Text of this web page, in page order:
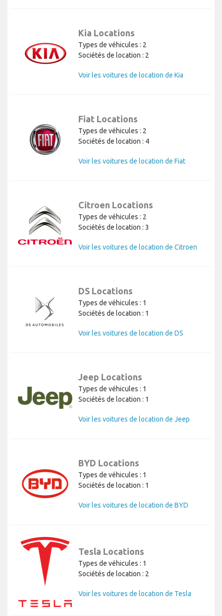
Kia Locations
Types de véhicules : 2
Sociétés de location : 2
Voir les voitures de location de Kia
Fiat Locations
Types de véhicules : 2
Sociétés de location : 4
Voir les voitures de location de Fiat
Citroen Locations
Types de véhicules : 2
Sociétés de location : 3
Voir les voitures de location de Citroen
DS Locations
Types de véhicules : 1
Sociétés de location : 1
Voir les voitures de location de DS
Jeep Locations
Types de véhicules : 1
Sociétés de location : 1
Voir les voitures de location de Jeep
BYD Locations
Types de véhicules : 1
Sociétés de location : 1
Voir les voitures de location de BYD
Tesla Locations
Types de véhicules : 1
Sociétés de location : 2
Voir les voitures de location de Tesla